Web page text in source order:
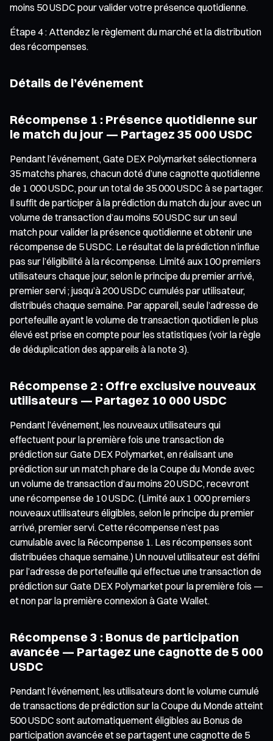
moins 50 USDC pour valider votre présence quotidienne.
Étape 4 : Attendez le règlement du marché et la distribution
des récompenses.
Détails de l’événement
Récompense 1 : Présence quotidienne sur
le match du jour — Partagez 35 000 USDC
Pendant l’événement, Gate DEX Polymarket sélectionnera
35 matchs phares, chacun doté d’une cagnotte quotidienne
de 1 000 USDC, pour un total de 35 000 USDC à se partager.
Il suffit de participer à la prédiction du match du jour avec un
volume de transaction d’au moins 50 USDC sur un seul
match pour valider la présence quotidienne et obtenir une
récompense de 5 USDC. Le résultat de la prédiction n’influe
pas sur l’éligibilité à la récompense. Limité aux 100 premiers
utilisateurs chaque jour, selon le principe du premier arrivé,
premier servi ; jusqu’à 200 USDC cumulés par utilisateur,
distribués chaque semaine. Par appareil, seule l’adresse de
portefeuille ayant le volume de transaction quotidien le plus
élevé est prise en compte pour les statistiques (voir la règle
de déduplication des appareils à la note 3).
Récompense 2 : Offre exclusive nouveaux
utilisateurs — Partagez 10 000 USDC
Pendant l’événement, les nouveaux utilisateurs qui
effectuent pour la première fois une transaction de
prédiction sur Gate DEX Polymarket, en réalisant une
prédiction sur un match phare de la Coupe du Monde avec
un volume de transaction d’au moins 20 USDC, recevront
une récompense de 10 USDC. (Limité aux 1 000 premiers
nouveaux utilisateurs éligibles, selon le principe du premier
arrivé, premier servi. Cette récompense n’est pas
cumulable avec la Récompense 1. Les récompenses sont
distribuées chaque semaine.) Un nouvel utilisateur est défini
par l’adresse de portefeuille qui effectue une transaction de
prédiction sur Gate DEX Polymarket pour la première fois —
et non par la première connexion à Gate Wallet.
Récompense 3 : Bonus de participation
avancée — Partagez une cagnotte de 5 000
USDC
Pendant l’événement, les utilisateurs dont le volume cumulé
de transactions de prédiction sur la Coupe du Monde atteint
500 USDC sont automatiquement éligibles au Bonus de
participation avancée et se partagent une cagnotte de 5